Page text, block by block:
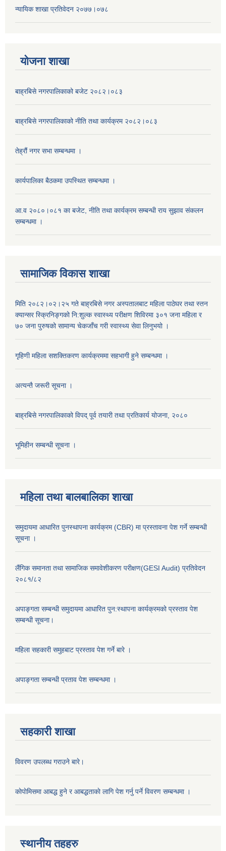
न्यायिक शाखा प्रतिवेदन २०७७।०७८
याेजना शाखा
बाह्रबिसे नगरपालिकाको बजेट २०८२।०८३
बाह्रबिसे नगरपालिकाको नीति तथा कार्यक्रम २०८२।०८३
तेह्रौं नगर सभा सम्बन्धमा ।
कार्यपालिका बैठकमा उपस्थित सम्बन्धमा ।
आ.व २०८०।०८१ का बजेट, नीति तथा कार्यक्रम सम्बन्धी राय सुझाव संकलन
सम्बन्धमा ।
सामाजिक विकास शाखा
मिति २०८२।०२।२५ गते बाह्रबिसे नगर अस्पतालबाट महिला पाठेघर तथा स्तन
क्यान्सर स्क्रिनिङ्गको नि:शुल्क स्वास्थ्य परीक्षण शिविरमा ३०१ जना महिला र
७० जना पुरुषको सामान्य चेकजाँच गरी स्वास्थ्य सेवा लिनुभयो ।
गृहिणी महिला सशक्तिकरण कार्यक्रममा सहभागी हुने सम्बन्धमा ।
अत्यन्तै जरूरी सूचना ।
बाह्रबिसे नगरपालिकाको विपद् पूर्व तयारी तथा प्रतिकार्य योजना, २०८०
भूमिहीन सम्बन्धी सूचना ।
महिला तथा बालबालिका शाखा
समुदायमा आधारित पुनस्थापना कार्यक्रम (CBR) मा प्रस्तावना पेश गर्ने सम्बन्धी
सूचना ।
लैंगिक समानता तथा सामाजिक समावेशीकरण परीक्षण(GESI Audit) प्रतिवेदन
२०८१/८२
अपाङ्गता सम्बन्धी समुदायमा आधारित पुन:स्थापना कार्यक्रमको प्रस्ताव पेश
सम्बन्धी सूचना।
महिला सहकारी समुहबाट प्रस्ताव पेश गर्ने बारे ।
अपाङ्गता सम्बन्धी प्रताव पेश सम्बन्धमा ।
सहकारी शाखा
विवरण उपलब्ध गराउने बारे।
काेपाेमिसमा आबद्ध हुने र आबद्धताकाे लागि पेश गर्नु पर्ने विवरण सम्बन्धमा ।
स्थानीय तहहरु